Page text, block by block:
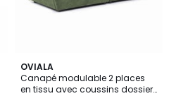
OVIALA
Canapé modulable 2 places
en tissu avec coussins dossier
4
Couleurs